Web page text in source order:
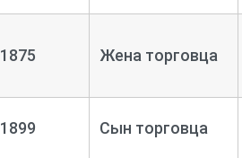
1875 Жена торговца
1899 Сын торговца